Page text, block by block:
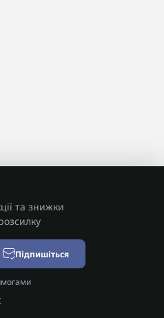
та знижки
Підпишіться